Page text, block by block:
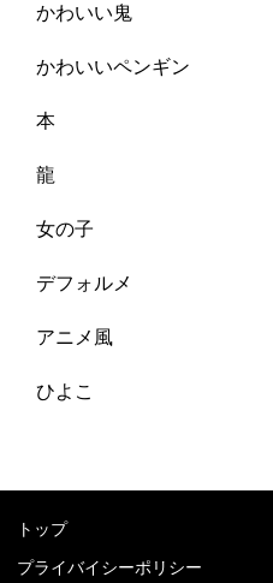
かわいい鬼
かわいいペンギン
本
龍
女の子
デフォルメ
アニメ風
ひよこ
トップ
プライバイシーポリシー